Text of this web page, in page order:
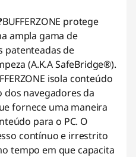
BUFFERZONE protege
ampla gama de
patenteadas de
(A.K.A SafeBridge®).
isola conteúdo
navegadores da
fornece uma maneira
para o PC. O
contínuo e irrestrito
tempo em que capacita